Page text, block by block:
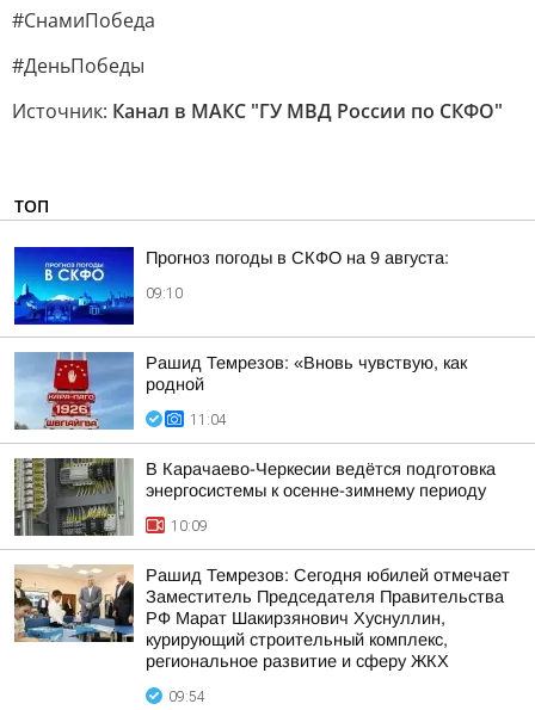
#СнамиПобеда
#ДеньПобеды
Источник: Канал в МАКС "ГУ МВД России по СКФО"
ТОП
Прогноз погоды в СКФО на 9 августа:
09:10
Рашид Темрезов: «Вновь чувствую, как
родной
11:04
В Карачаево-Черкесии ведётся подготовка
энергосистемы к осенне-зимнему периоду
10:09
Рашид Темрезов: Сегодня юбилей отмечает
Заместитель Председателя Правительства
РФ Марат Шакирзянович Хуснуллин,
курирующий строительный комплекс,
региональное развитие и сферу ЖКХ
09:54